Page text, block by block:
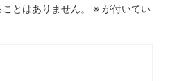
とはありません。 ※ が付いてい